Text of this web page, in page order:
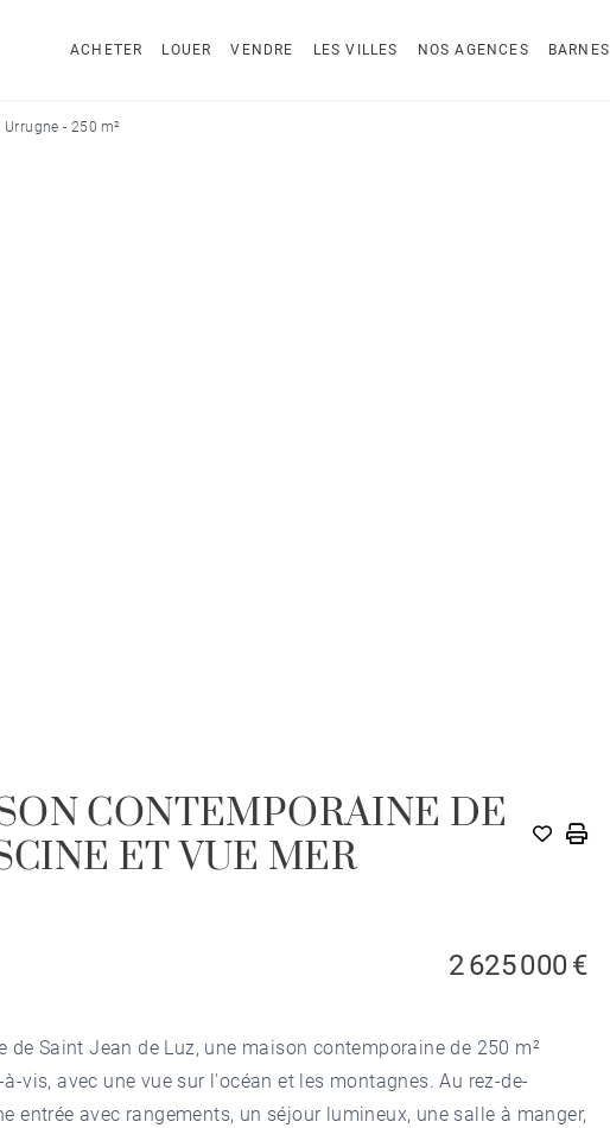
ACHETER LOUER VENDRE LES VILLES NOS AGENCES BARNES
Urrugne - 250 m²
CONTEMPORAINE DE
ET VUE MER
2 625 000 €
Saint Jean de Luz, une maison contemporaine de 250 m²
vis, avec une vue sur l'océan et les montagnes. Au rez-de-
entrée avec rangements, un séjour lumineux, une salle à manger,